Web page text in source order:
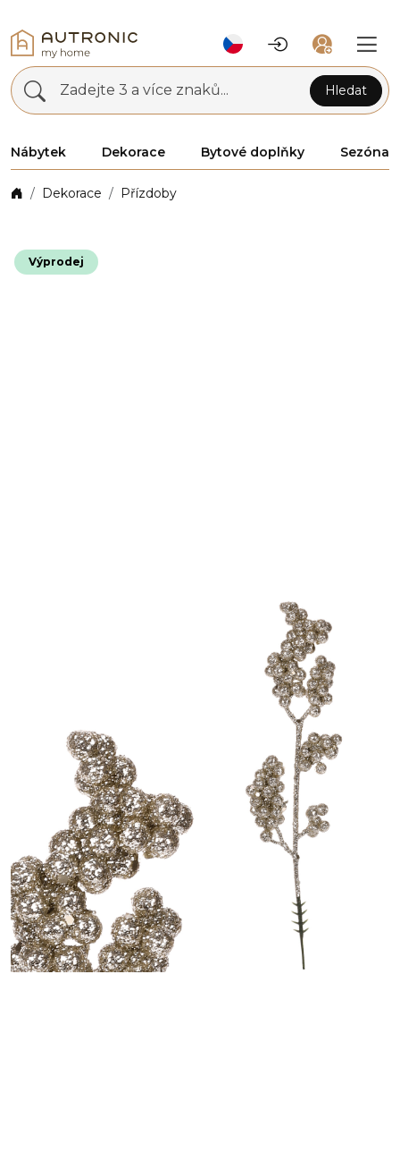
Zadejte 3 a více znaků... Hledat
Nábytek Dekorace Bytové doplňky Sezóna
Dekorace Přízdoby
Výprodej